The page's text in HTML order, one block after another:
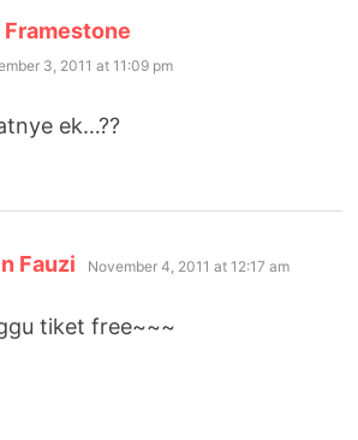
Framestone
3, 2011 at 11:09 pm
ek…??
Fauzi says:
November 4, 2011 at 12:17 am
tiket free~~~